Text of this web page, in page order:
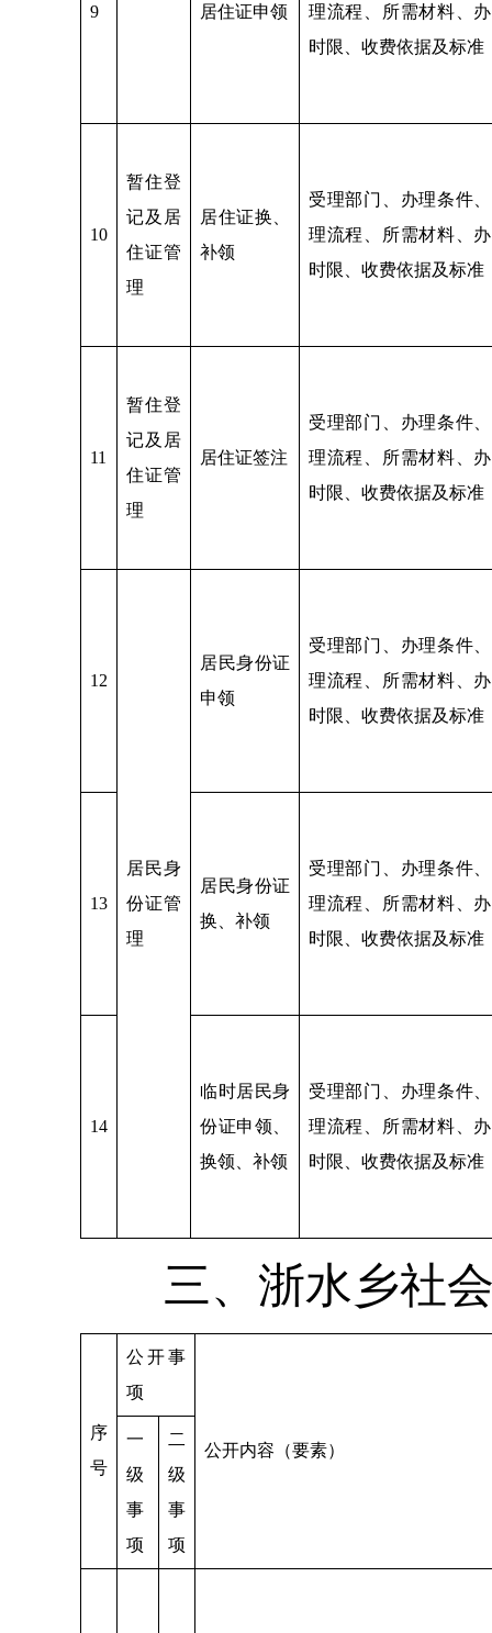
9 居住证申领
理流程、所需材料、
时限、收费依据及标准
10
暂住登
记及居
住证管
理
居住证换、
补领
受理部门、办理条件
理流程、所需材料、
时限、收费依据及标准
11
暂住登
记及居
住证管
理
居住证签注
受理部门、办理条件
理流程、所需材料、
时限、收费依据及标准
12
居民身
份证管
理
居民身份证
申领
受理部门、办理条件
理流程、所需材料、
时限、收费依据及标准
13
居民身份证
换、补领
受理部门、办理条件
理流程、所需材料、
时限、收费依据及标准
14
临时居民身
份证申领、
换领、补领
受理部门、办理条件
理流程、所需材料、
时限、收费依据及标准
三、浙水乡社
序
号
公开事
项
公开内容（要素）
一
级
事
项
二
级
事
项